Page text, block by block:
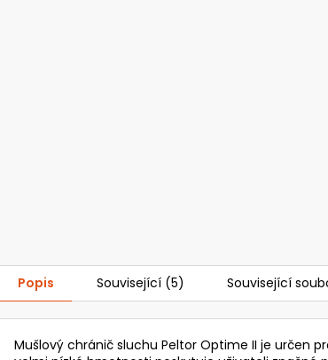
Popis Související (5) Související
Mušlový chránič sluchu Peltor Optime II je určen